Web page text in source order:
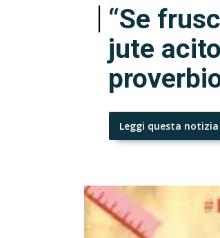
“Se
jute
Leggi questa notizia